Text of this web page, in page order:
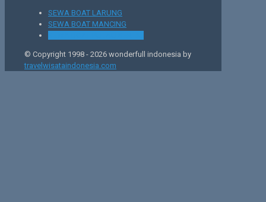
SEWA BOAT LARUNG
SEWA BOAT MANCING
© Copyright 1998 - 2026 wonderfull indonesia by
travelwisataindonesia.com